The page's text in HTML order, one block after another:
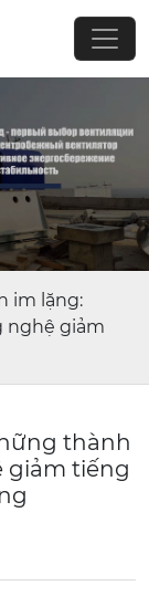
im lặng:
nghệ giảm
thành
giảm tiếng